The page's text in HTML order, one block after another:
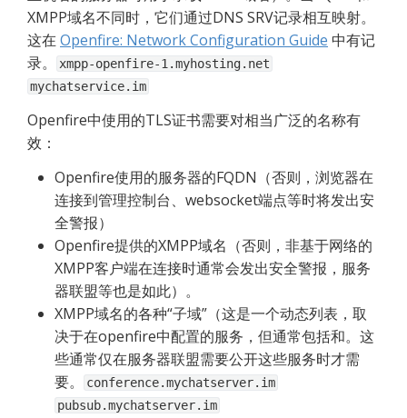
XMPP域名不同时，它们通过DNS SRV记录相互映射。
这在 Openfire: Network Configuration Guide 中有记
录。
xmpp-openfire-1.myhosting.net
mychatservice.im
Openfire中使用的TLS证书需要对相当广泛的名称有
效：
Openfire使用的服务器的FQDN（否则，浏览器在
连接到管理控制台、websocket端点等时将发出安
全警报）
Openfire提供的XMPP域名（否则，非基于网络的
XMPP客户端在连接时通常会发出安全警报，服务
器联盟等也是如此）。
XMPP域名的各种“子域”（这是一个动态列表，取
决于在openfire中配置的服务，但通常包括和。这
些通常仅在服务器联盟需要公开这些服务时才需
要。
conference.mychatserver.im
pubsub.mychatserver.im